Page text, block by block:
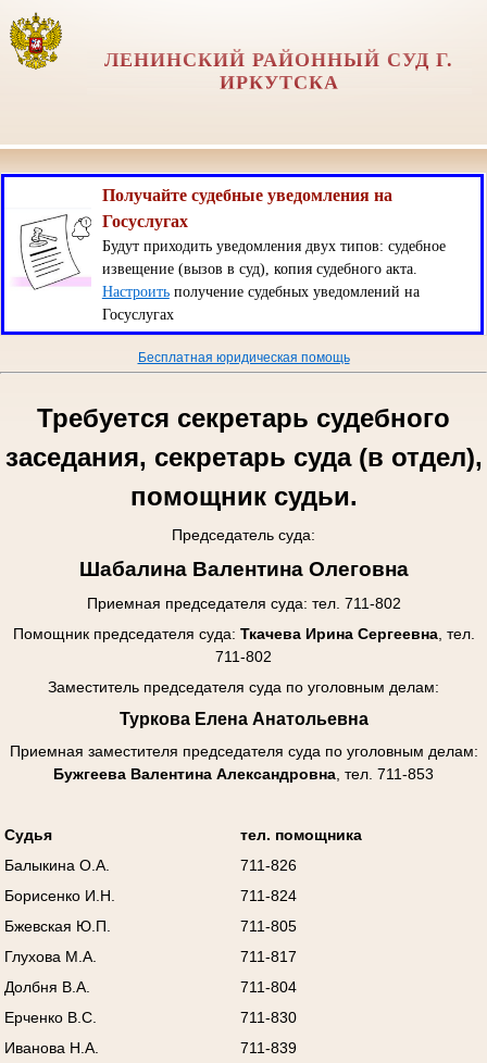
ЛЕНИНСКИЙ РАЙОННЫЙ СУД Г.
ИРКУТСКА
Получайте судебные уведомления на
Госуслугах
Будут приходить уведомления двух типов: судебное
извещение (вызов в суд), копия судебного акта.
Настроитьполучение судебных уведомлений на
Госуслугах
Бесплатная юридическая помощь
Требуется секретарь судебного
заседания, секретарь суда (в отдел),
помощник судьи.
Председатель суда:
Шабалина Валентина Олеговна
Приемная председателя суда: тел. 711-802
Помощник председателя суда: Ткачева Ирина Сергеевна, тел.
711-802
Заместитель председателя суда по уголовным делам:
Туркова Елена Анатольевна
Приемная заместителя председателя суда по уголовным делам:
Бужгеева Валентина Александровна , тел. 711-853
Судья тел. помощника
Балыкина О.А.
711-826
Борисенко И.Н.
711-824
Бжевская Ю.П.
711-805
Глухова М.А.
711-817
Долбня В.А.
711-804
Ерченко В.С.
711-830
Иванова Н.А.
711-839